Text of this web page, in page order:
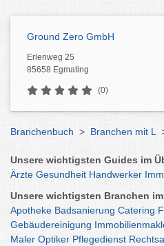
Ground Zero GmbH
Erlenweg 25
85658 Egmating
(0)
Branchenbuch > Branchen mit L
Unsere wichtigsten Guides im
Ärzte Gesundheit Handwerker
Unsere wichtigsten Branchen
Apotheke Badsanierung Catering
Gebäudereinigung
Maler Optiker Pflegedienst